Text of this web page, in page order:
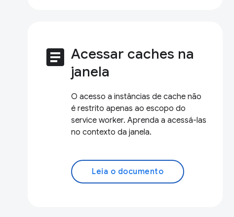
article Acessar caches na
janela
O acesso a instâncias de cache não
é restrito apenas ao escopo do
service worker. Aprenda a acessá-las
no contexto da janela.
Leia o documento